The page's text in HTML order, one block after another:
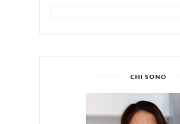
CHI SONO